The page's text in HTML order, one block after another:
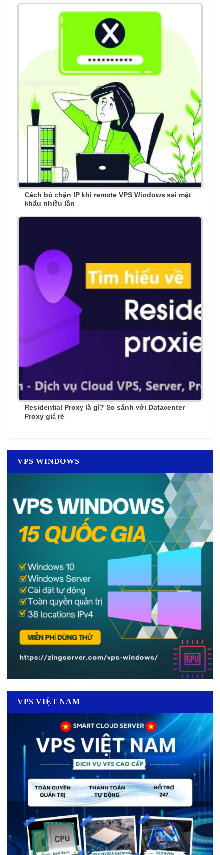
Cách bỏ chặn IP khi remote VPS Windows sai mật
khẩu nhiều lần
Residential Proxy là gì? So sánh với Datacenter
Proxy giá rẻ
VPS WINDOWS
VPS VIỆT NAM